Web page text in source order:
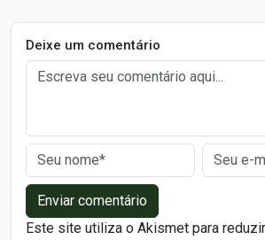
Deixe um comentário
Enviar comentário
Este site utiliza o Akismet para